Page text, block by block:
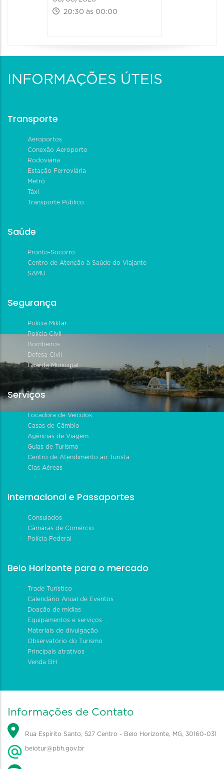
20:30 às 00:00
INFORMAÇÕES ÚTEIS
Transporte
Aeroportos
Conexão Aeroporto
Rodoviária
Estação Ferroviária
Metrô
Táxi
Transporte Público
Saúde
Pronto-Socorro
Centro de Atenção à Saúde do Viajante
SAMU
Segurança
Polícia Militar
Polícia Civil
Bombeiros
Defesa Civil
Guarda Municipal
Serviços
Locadora de Veículos
Casas de Câmbio
Agências de Viagem
Guias de Turismo
Centro de Atendimento ao Turista
Cias Aéreas
Internacional e Passaportes
Consulados
Câmaras de Comércio
Polícia Federal
Belo Horizonte para o mercado
Trade Turístico
Calendário Anual de Eventos
Doação de mídias
Equipamentos e serviços
Materiais de divulgação
Observatório do Turismo
Principais atrativos
Venda BH
Informações de Contato
Rua Espírito Santo, 527 Centro - Belo Horizonte, MG, 30160-031
belotur@pbh.gov.br